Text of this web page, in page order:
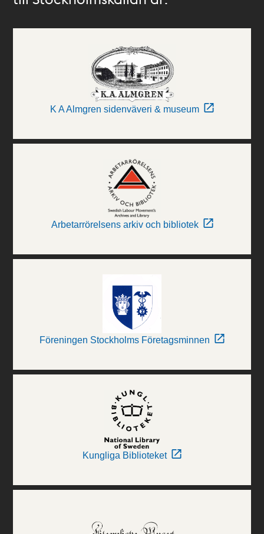
K A Almgren sidenväveri & museum
Arbetarrörelsens arkiv och bibliotek
Föreningen Stockholms Företagsminnen
Kungliga Biblioteket